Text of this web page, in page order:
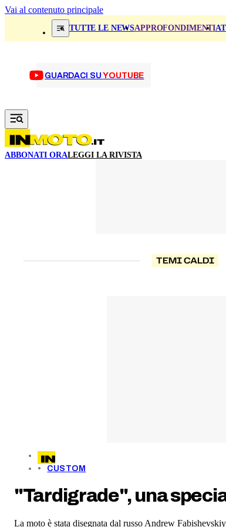
Vai al contenuto principale
TUTTE LE NEWSAPPROFONDIMENTI
GUARDACI SUYOUTUBE
ABBONATI ORALEGGI LA RIVISTA
TEMI CALDI
CUSTOM
"Tardigrade", una
La moto è stata disegnata dal russo Andrew